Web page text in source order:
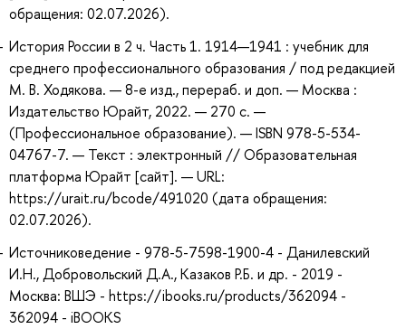
обращения: 02.07.2026).
История России в 2 ч. Часть 1. 1914—1941 : учебник для
среднего профессионального образования / под редакцией
М. В. Ходякова. — 8-е изд., перераб. и доп. — Москва :
Издательство Юрайт, 2022. — 270 с. —
(Профессиональное образование). — ISBN 978-5-534-
04767-7. — Текст : электронный // Образовательная
платформа Юрайт [сайт]. — URL:
https://urait.ru/bcode/491020 (дата обращения:
02.07.2026).
Источниковедение - 978-5-7598-1900-4 - Данилевский
И.Н., Добровольский Д.А., Казаков Р.Б. и др. - 2019 -
Москва: ВШЭ - https://ibooks.ru/products/362094 -
362094 - iBOOKS